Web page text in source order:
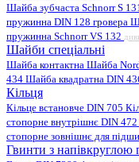
Шайба зубчаста Schnorr S
пружинна DIN 128 гровера
пружинна Schnorr VS 132
Шайби спеціальні
Шайба контактна Шайба
434 Шайба квадратна DIN
Кільця
Кільце встановче DIN 705
стопорне внутрішнє DIN 472
стопорне зовнішнє для
Гвинти з напівкруглою